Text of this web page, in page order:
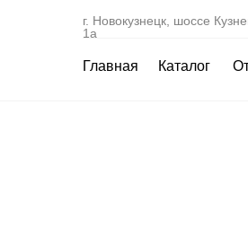
г. Новокузнецк, шоссе
1а
Главная Каталог